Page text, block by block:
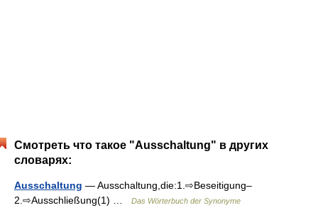
Смотреть что такое "Ausschaltung" в других
словарях:
Ausschaltung — Ausschaltung,die:1.⇨Beseitigung–
2.⇨Ausschließung(1) …
Das Wörterbuch der Synonyme